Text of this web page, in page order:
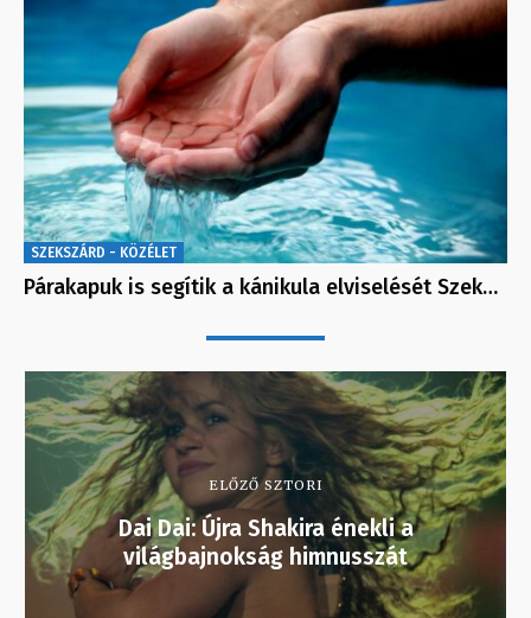
SZEKSZÁRD - KÖZÉLET
Párakapuk is segítik a kánikula elviselését Szek…
ELŐZŐ SZTORI
Dai Dai: Újra Shakira énekli a
világbajnokság himnusszát